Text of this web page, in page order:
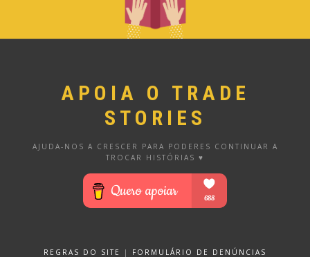
APOIA O TRADE
STORIES
AJUDA-NOS A CRESCER PARA PODERES CONTINUAR A
TROCAR HISTÓRIAS ♥
REGRAS DO SITE | FORMULÁRIO DE DENÚNCIAS